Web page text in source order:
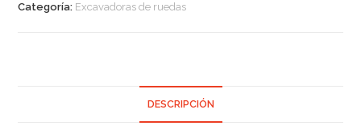
Categoría: Excavadoras de ruedas
DESCRIPCIÓN